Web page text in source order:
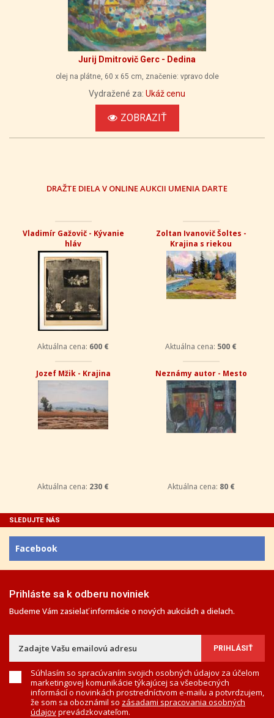
Jurij Dmitrovič Gerc - Dedina
olej na plátne, 60 x 65 cm, značenie: vpravo dole
Vydražené za: Ukáž cenu
ZOBRAZIŤ
DRAŽTE DIELA V ONLINE AUKCII UMENIA DARTE
Eugen Szepesi-Kuszka -
Krajina s jazerom
Aktuálna cena: 430 €
Jozef Zelný - Krajina
Aktuálna cena: 600 €
Katarína Zavacká - Paraván
Aktuálna cena: 500 €
Marián Kusik - Oravský
zámok
Aktuálna cena: 330 €
SLEDUJTE NÁS
Facebook
Prihláste sa k odberu noviniek
Budeme Vám zasielať informácie o nových aukciách a dielach.
Súhlasím so spracúvaním svojich osobných údajov za účelom
marketingovej komunikácie týkajúcej sa všeobecných
informácií o novinkách prostredníctvom e-mailu a potvrdzujem,
že som sa oboznámil so zásadami spracovania osobných
údajovprevádzkovateľom.